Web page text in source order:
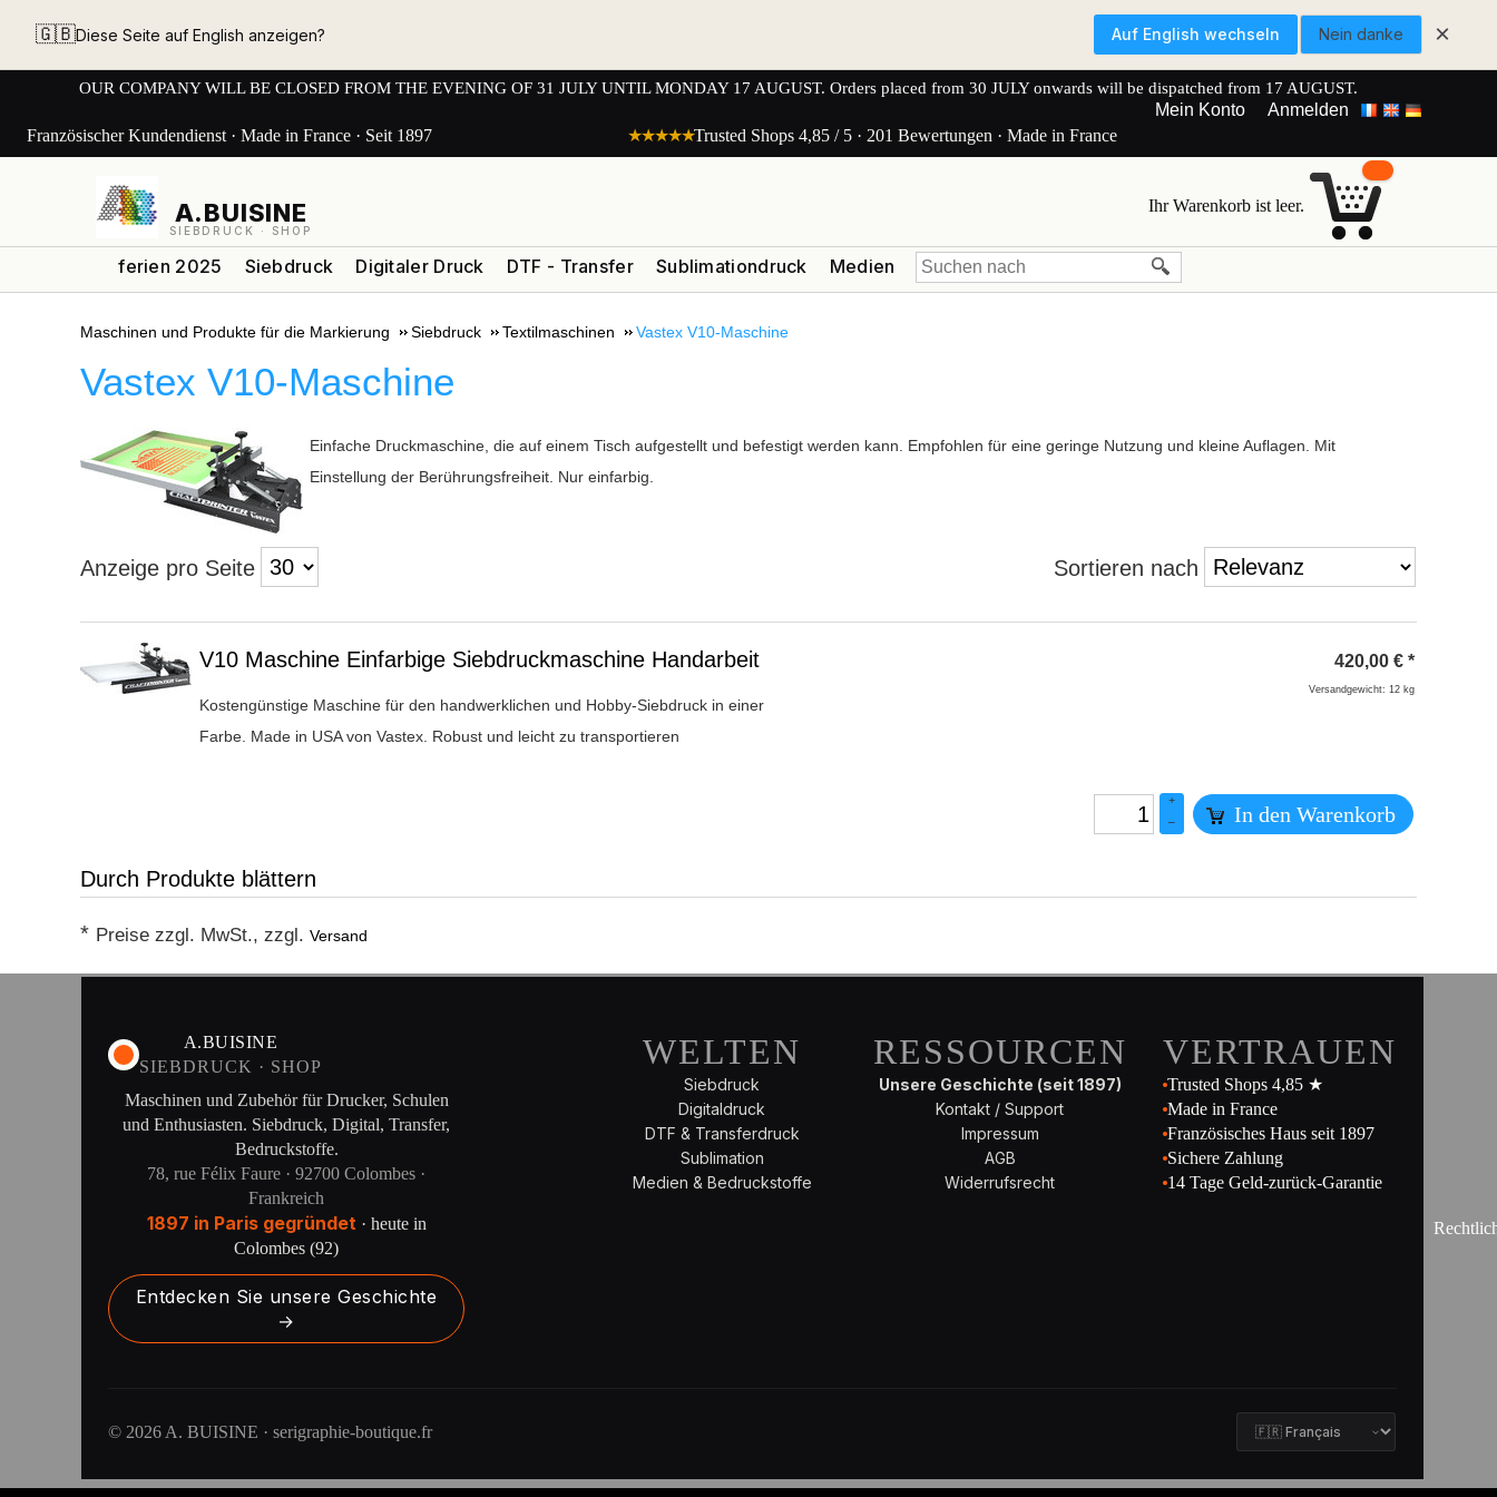
🇬🇧Diese Seite auf English anzeigen? Auf English wechseln Nein danke ×
OUR COMPANY WILL BE CLOSED FROM THE EVENING OF 31 JULY UNTIL MONDAY 17 AUGUST. Orders placed from 30 JULY onwards will be dispatched from 17 AUGUST.
Mein Konto
Anmelden
Französischer Kundendienst · Made in France · Seit 1897
★★★★★Trusted Shops 4,85 / 5 · 201 Bewertungen · Made in France
A.BUISINE
SIEBDRUCK · SHOP
Ihr Warenkorb ist leer.
ferien 2025 Siebdruck Digitaler Druck DTF - Transfer Sublimationdruck Medien
Maschinen und Produkte für die Markierung Siebdruck Textilmaschinen Vastex V10-Maschine
Vastex V10-Maschine
Einfache Druckmaschine, die auf einem Tisch aufgestellt und befestigt werden kann. Empfohlen für eine geringe Nutzung und kleine Auflagen. Mit
Einstellung der Berührungsfreiheit. Nur einfarbig.
Anzeige pro Seite Sortieren nach
Überschrift
V10 Maschine Einfarbige Siebdruckmaschine Handarbeit
Kostengünstige Maschine für den handwerklichen und Hobby-Siebdruck in einer
Farbe. Made in USA von Vastex. Robust und leicht zu transportieren
420,00 € *
Versandgewicht: 12 kg
+
–
In den Warenkorb
Durch Produkte blättern
* Preise zzgl. MwSt., zzgl.Versand
A.BUISINE
SIEBDRUCK · SHOP
Maschinen und Zubehör für Drucker, Schulen
und Enthusiasten. Siebdruck, Digital, Transfer,
Bedruckstoffe.
78, rue Félix Faure · 92700 Colombes ·
Frankreich
1897 in Paris gegründet · heute in
Colombes (92)
Entdecken Sie unsere Geschichte
→
WELTEN
Siebdruck
Digitaldruck
DTF & Transferdruck
Sublimation
Medien & Bedruckstoffe
RESSOURCEN
Unsere Geschichte (seit 1897)
Kontakt / Support
Impressum
AGB
Widerrufsrecht
VERTRAUEN
Trusted Shops 4,85 ★
Made in France
Französisches Haus seit 1897
Sichere Zahlung
14 Tage Geld-zurück-Garantie
© 2026 A. BUISINE · serigraphie-boutique.fr